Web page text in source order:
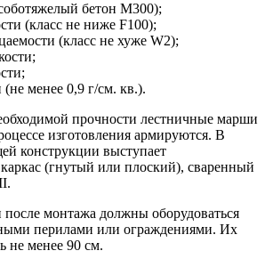
бетон М300);
(класс не ниже F100);
(класс не хуже W2);
(не менее 0,9 г/см. кв.).
прочности лестничные марши
изготовления армируются. В
конструкции выступает
(гнутый или плоский), сваренный
монтажа должны оборудоваться
перилами или ограждениями. Их
не менее 90 см.